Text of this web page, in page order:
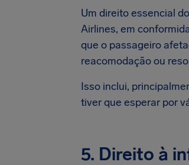
Um direito essencial
Airlines, em
que o passageiro
reacomodação ou
Isso inclui,
tiver que esperar por
5. Direito à